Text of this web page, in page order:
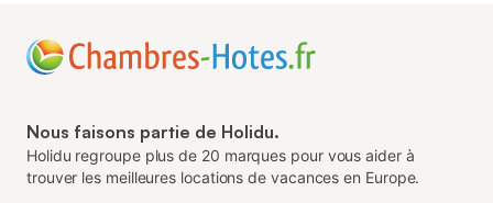
Nous faisons partie de Holidu.
Holidu regroupe plus de 20 marques pour vous aider à
trouver les meilleures locations de vacances en Europe.